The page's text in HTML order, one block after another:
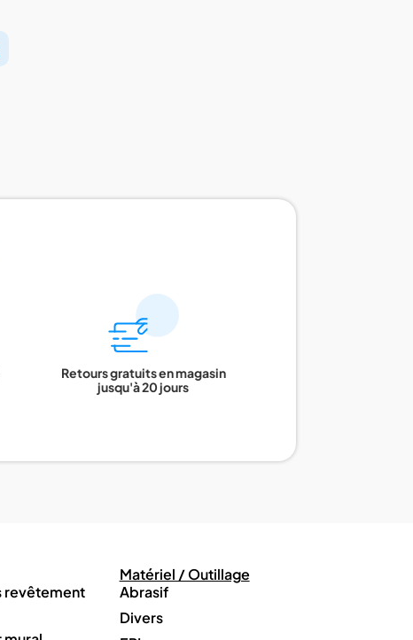
Retours gratuits en magasin
jusqu'à 20 jours
revêtement
Matériel / Outillage
Abrasif
Divers